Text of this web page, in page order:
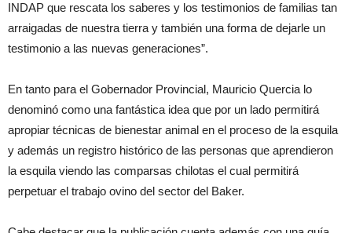
INDAP que rescata los saberes y los testimonios de familias tan
arraigadas de nuestra tierra y también una forma de dejarle un
testimonio a las nuevas generaciones”.
En tanto para el Gobernador Provincial, Mauricio Quercia lo
denominó como una fantástica idea que por un lado permitirá
apropiar técnicas de bienestar animal en el proceso de la esquila
y además un registro histórico de las personas que aprendieron
la esquila viendo las comparsas chilotas el cual permitirá
perpetuar el trabajo ovino del sector del Baker.